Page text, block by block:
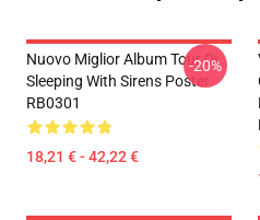
Nuovo Miglior Album Tour Di
Sleeping With Sirens Poster
RB0301
18,21 € - 42,22 €
-20%